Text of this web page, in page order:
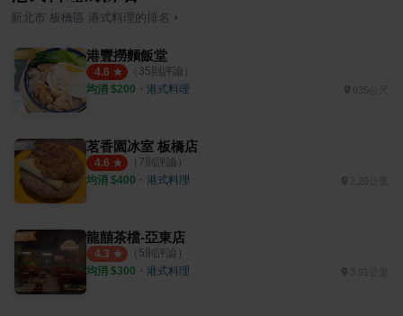
新北市 板橋區 港式料理的排名 ›
港豐撈麵飯堂
4.6 （ 35則評論）
均消 $200 ・ 港式料理 635公尺
茗香園冰室 板橋店
4.6 （ 7則評論）
均消 $400 ・ 港式料理
龍囍茶檔-亞東店
4.3 （ 5則評論）
均消 $300 ・ 港式料理